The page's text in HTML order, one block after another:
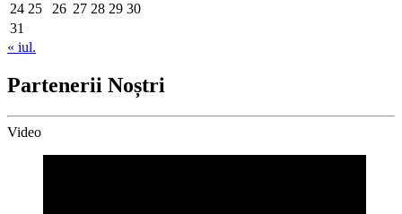
24 25 26 27 28 29 30
31
« iul.
Partenerii Noștri
Video